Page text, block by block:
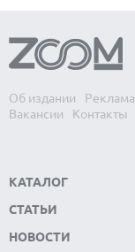
Об издании
Реклама
Вакансии
Контакты
КАТАЛОГ
СТАТЬИ
НОВОСТИ